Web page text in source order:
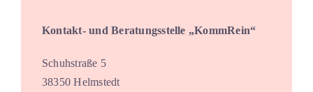
Kontakt- und Beratungsstelle „KommRein“
Schuhstraße 5
38350 Helmstedt